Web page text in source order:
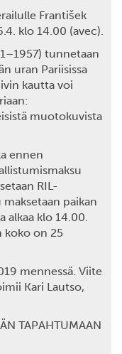
František
klo 14.00 (avec).
tunnetaan
uran Pariisissa
kautta voi
muotokuvista
ennen
RIL-
paikan
alkaa klo 14.00.
koko on 25
mennessä. Viite
Kari Lautso,
TAPAHTUMAAN